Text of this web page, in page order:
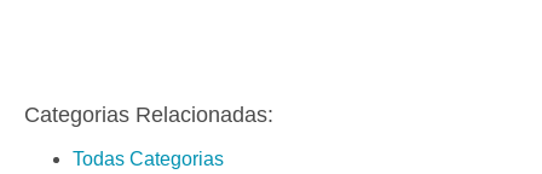
Categorias Relacionadas:
Todas Categorias